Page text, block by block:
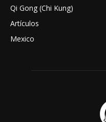
Qi Gong (Chi Kung)
Artículos
Mexico